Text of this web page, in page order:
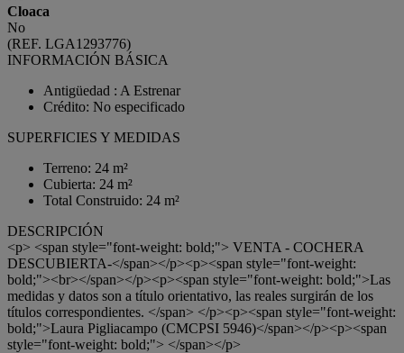
Cloaca
No
(REF. LGA1293776)
INFORMACIÓN BÁSICA
Antigüedad : A Estrenar
Crédito: No especificado
SUPERFICIES Y MEDIDAS
Terreno: 24 m²
Cubierta: 24 m²
Total Construido: 24 m²
DESCRIPCIÓN
<p> <span style="font-weight: bold;"> VENTA - COCHERA
DESCUBIERTA-</span></p><p><span style="font-weight:
bold;"><br></span></p><p><span style="font-weight: bold;">Las
medidas y datos son a título orientativo, las reales surgirán de los
títulos correspondientes. </span> </p><p><span style="font-weight:
bold;">Laura Pigliacampo (CMCPSI 5946)</span></p><p><span
style="font-weight: bold;"> </span></p>